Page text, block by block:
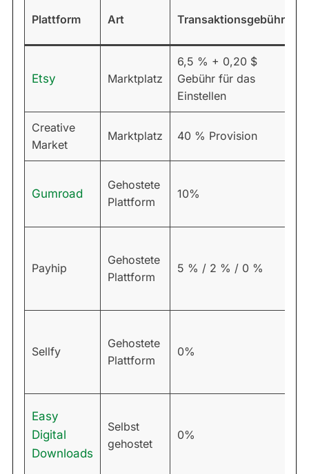
Plattform Art Transaktionsgebühr
Etsy Marktplatz
6,5 % + 0,20 $
Gebühr für das
Einstellen
Creative
Market
Marktplatz 40 % Provision
Gumroad
Gehostete
Plattform
10%
Payhip
Gehostete
Plattform
5 % / 2 % / 0 %
Sellfy
Gehostete
Plattform
0%
Easy
Digital
Downloads
Selbst
gehostet
0%